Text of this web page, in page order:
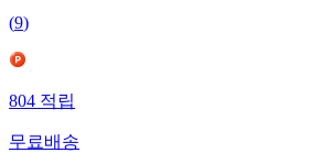
(9)
804적립
무료배송